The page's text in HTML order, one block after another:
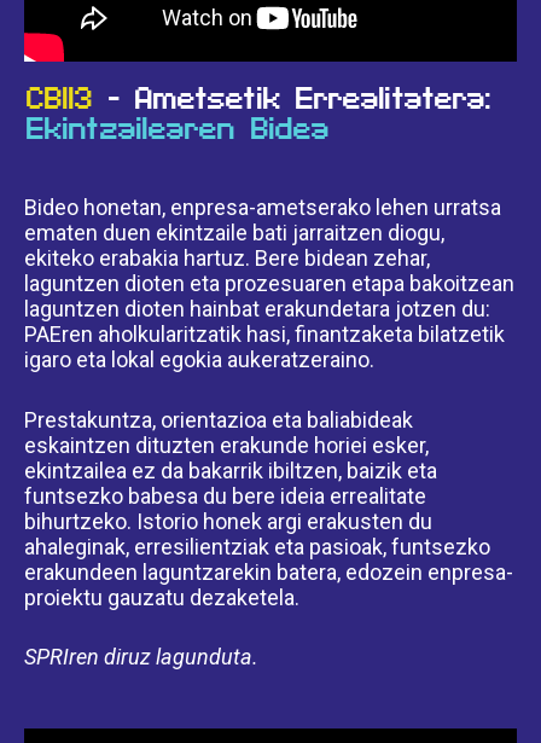
CB113- Ametsetik Errealitatera:
Ekintzailearen Bidea
Bideo honetan, enpresa-ametserako lehen urratsa
ematen duen ekintzaile bati jarraitzen diogu,
ekiteko erabakia hartuz. Bere bidean zehar,
laguntzen dioten eta prozesuaren etapa bakoitzean
laguntzen dioten hainbat erakundetara jotzen du:
PAEren aholkularitzatik hasi, finantzaketa bilatzetik
igaro eta lokal egokia aukeratzeraino.
Prestakuntza, orientazioa eta baliabideak
eskaintzen dituzten erakunde horiei esker,
ekintzailea ez da bakarrik ibiltzen, baizik eta
funtsezko babesa du bere ideia errealitate
bihurtzeko. Istorio honek argi erakusten du
ahaleginak, erresilientziak eta pasioak, funtsezko
erakundeen laguntzarekin batera, edozein enpresa-
proiektu gauzatu dezaketela.
SPRIren diruz lagunduta.